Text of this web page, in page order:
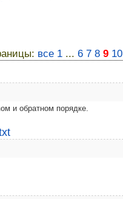
все 1 ... 6 7 8 9 10
и обратном порядке.